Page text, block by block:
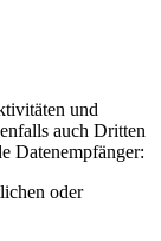
und
auch Dritten
Datenempfänger:
oder